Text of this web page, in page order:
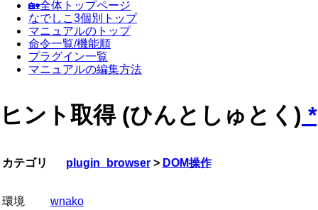
🏡全体トップページ
なでしこ3個別トップ
マニュアルのトップ
命令一覧/機能順
プラグイン一覧
マニュアルの編集方法
ヒント取得 (ひんとしゅとく) *
カテゴリ plugin_browser> DOM操作
環境 wnako